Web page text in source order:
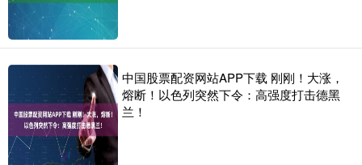
中国股票配资网站APP下载 刚刚！大涨，
熔断！以色列突然下令：高强度打击德黑
兰！